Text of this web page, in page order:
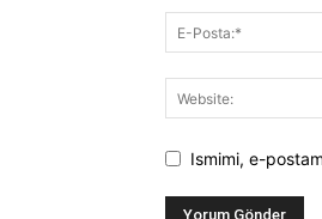
Ismimi, e-